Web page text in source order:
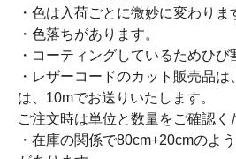
・色は入荷ごとに微妙に変わりま
・色落ちがあります。
・コーティングしているためひび
・レザーコードのカット販売品
は、10mでお送りいたします。
ご注文時は単位と数量をご確認く
・在庫の関係で80cm+20cmのよ